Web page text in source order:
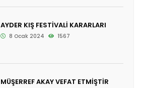
AYDER KIŞ FESTİVALİ KARARLARI
8 Ocak 2024 1567
MÜŞERREF AKAY VEFAT ETMİŞTİR